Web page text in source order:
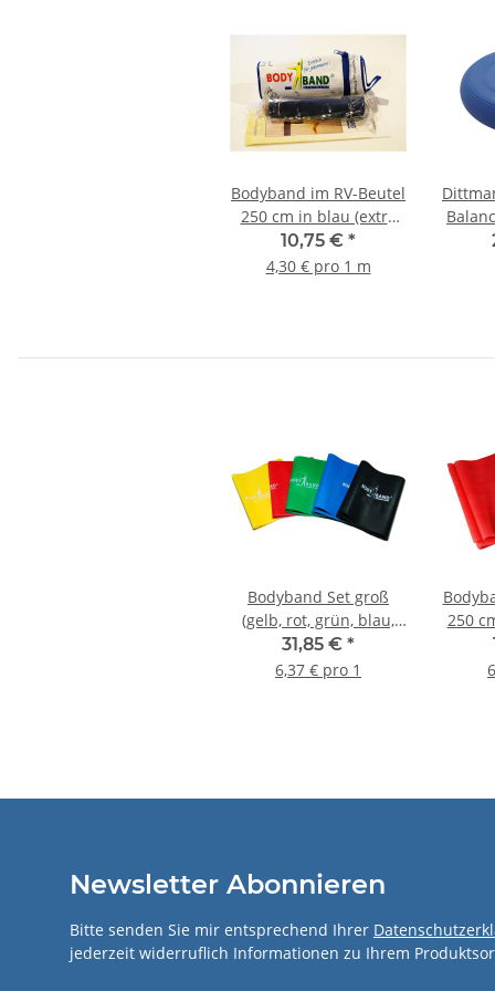
Bodyband im RV-Beutel
250 cm in blau (extra
stark)
10,75 € *
4,30 € pro 1 m
Bodyband Set groß
(gelb, rot, grün, blau,
schwarz)
31,85 € *
6,37 € pro 1
250
Newsletter Abonnieren
Bitte senden Sie mir entsprechend Ihrer
jederzeit widerruflich Informationen zu Ihrem